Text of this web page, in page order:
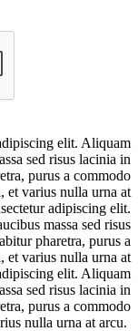
elit. Aliquam
sed risus lacinia in
purus a commodo
et varius nulla urna at
adipiscing elit.
massa sed risus
pharetra, purus a
et varius nulla urna at
elit. Aliquam
sed risus lacinia in
purus a commodo
nulla urna at arcu.